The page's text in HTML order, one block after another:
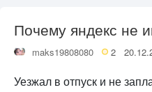
Почему яндекс не
maks19808080 2
Уезжал в отпуск и не